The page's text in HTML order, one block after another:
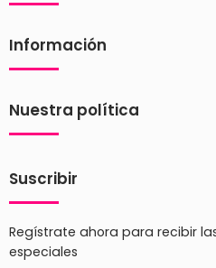
Información
Nuestra política
Suscribir
Regístrate ahora para recibir
especiales